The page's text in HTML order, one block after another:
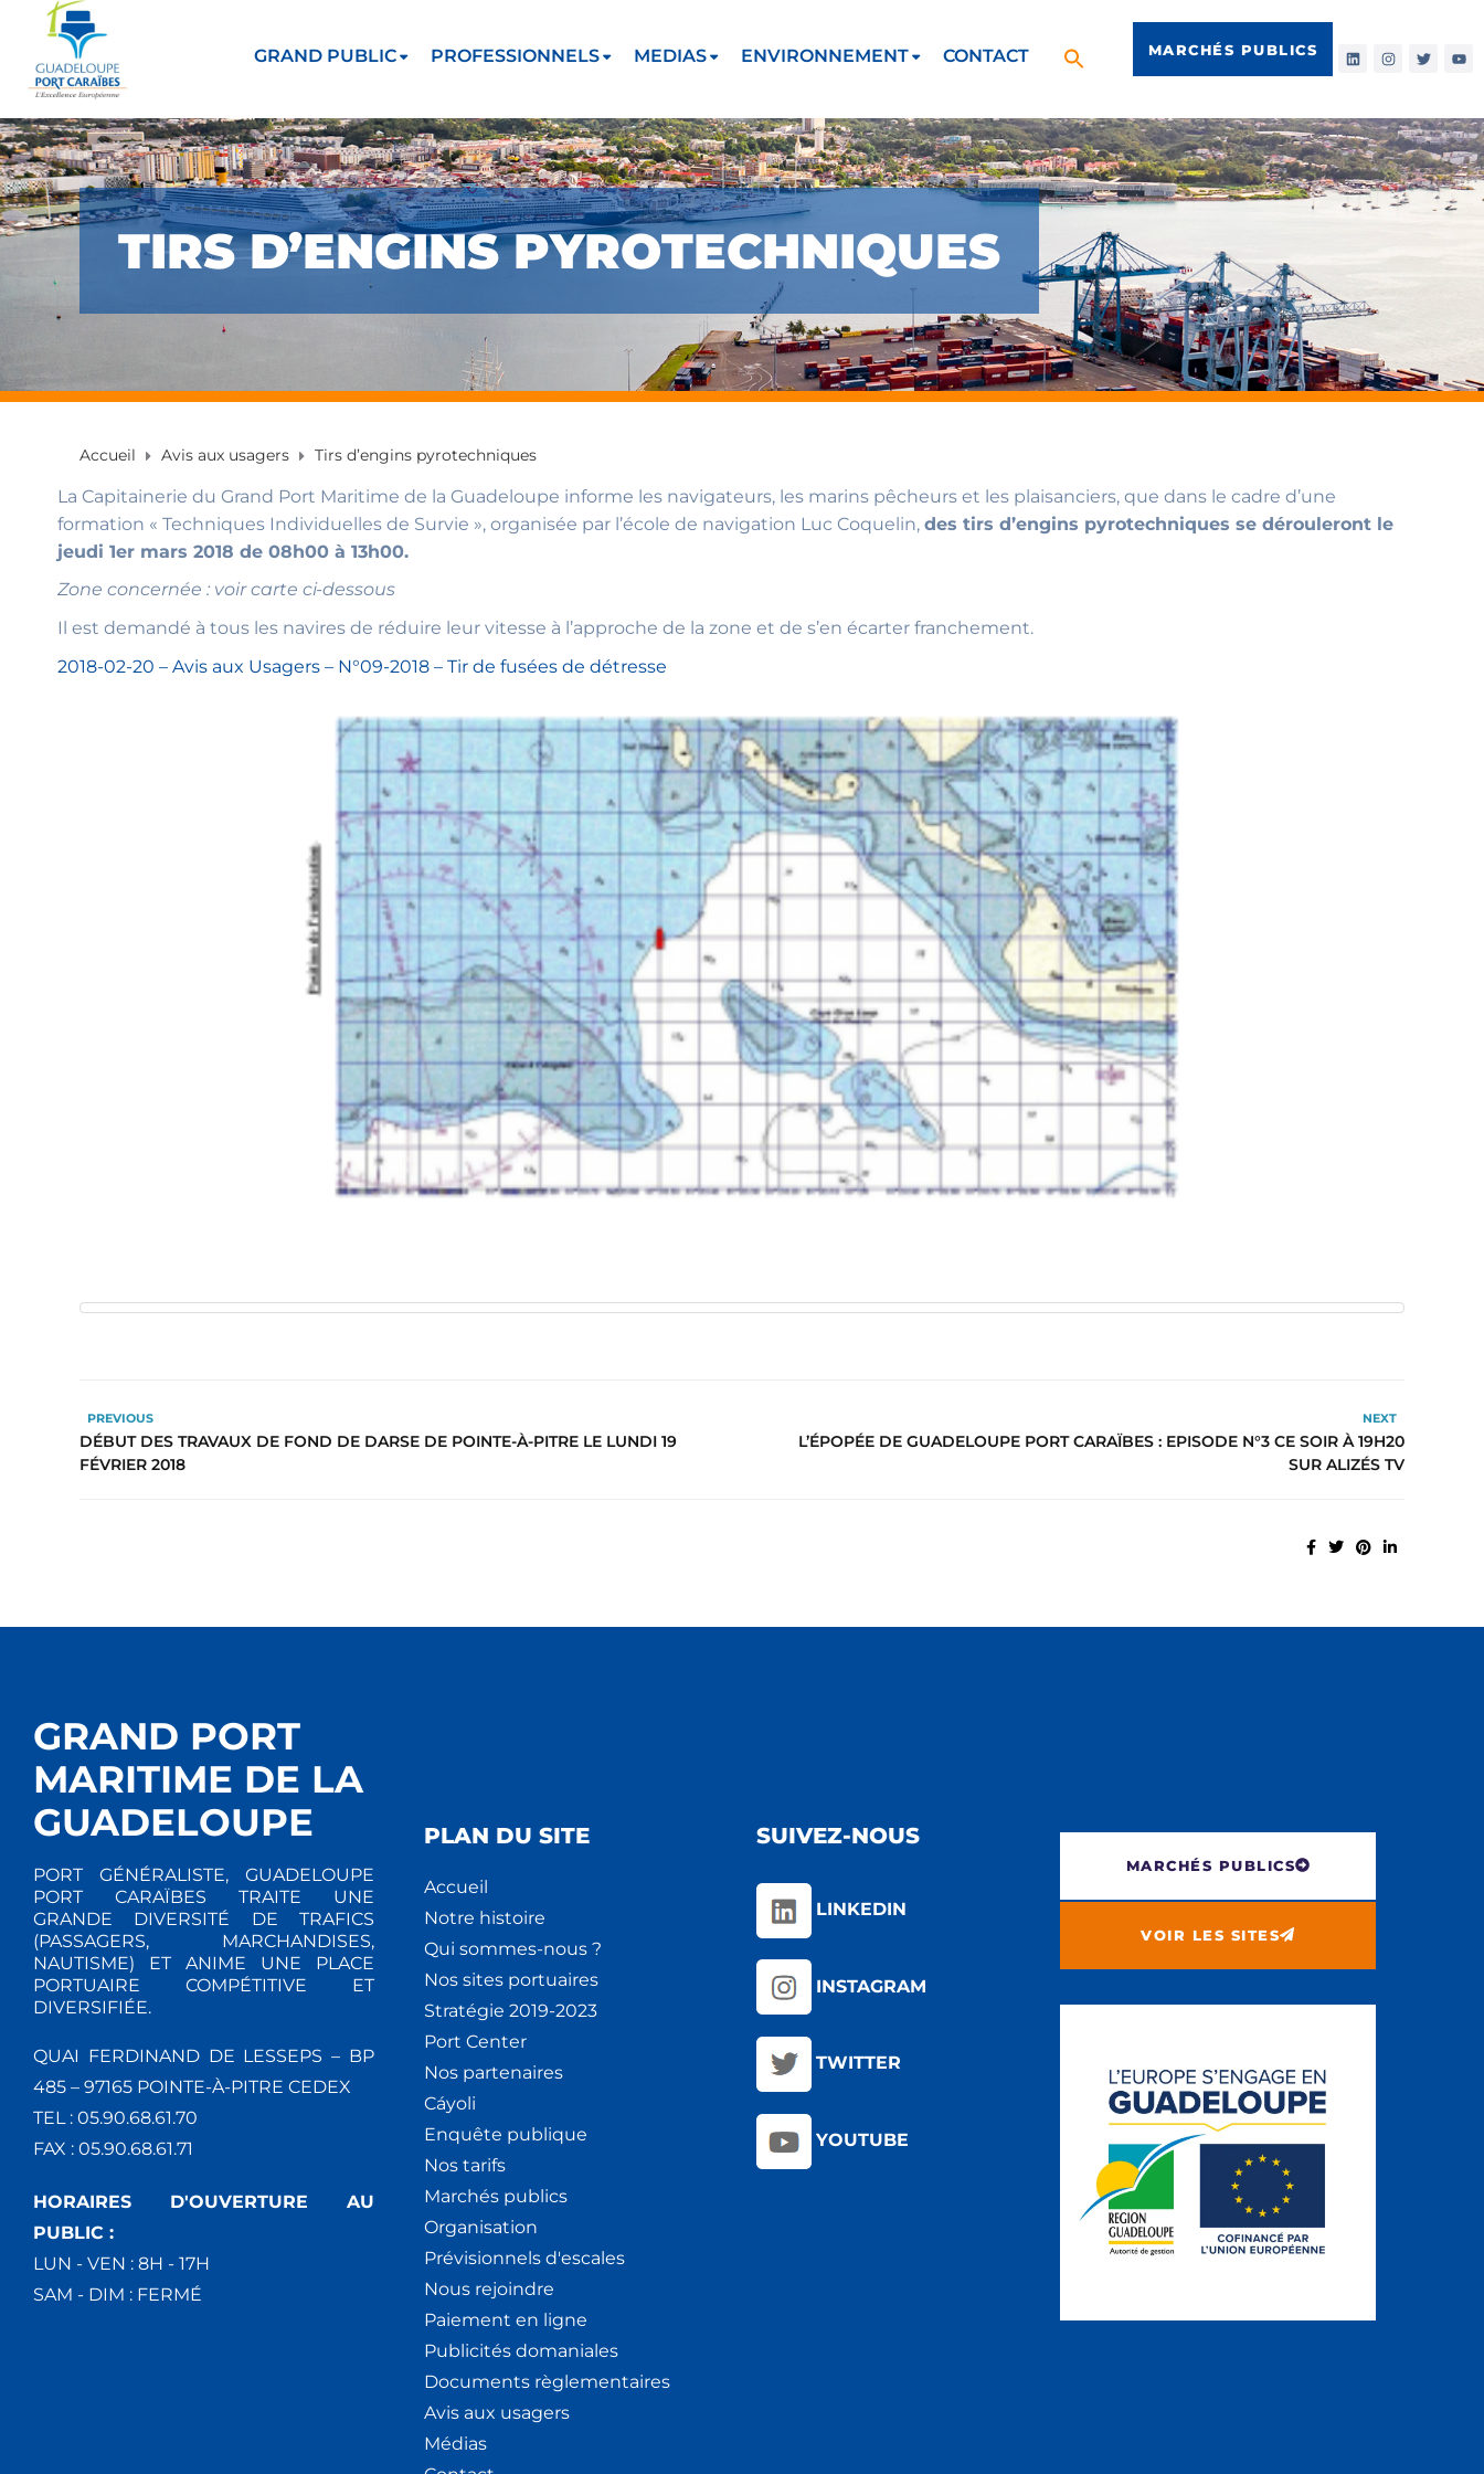
GRAND PUBLIC PROFESSIONNELS MEDIAS ENVIRONNEMENT CONTACT MARCHÉS PUBLICS
TIRS D’ENGINS PYROTECHNIQUES
Accueil Avis aux usagers Tirs d’engins pyrotechniques
La Capitainerie du Grand Port Maritime de la Guadeloupe informe les navigateurs, les marins pêcheurs et les plaisanciers, que dans le cadre d’une
formation « Techniques Individuelles de Survie », organisée par l’école de navigation Luc Coquelin, des tirs d’engins pyrotechniques se dérouleront le
jeudi 1er mars 2018 de 08h00 à 13h00.
Zone concernée : voir carte ci-dessous
Il est demandé à tous les navires de réduire leur vitesse à l’approche de la zone et de s’en écarter franchement.
2018-02-20 – Avis aux Usagers – N°09-2018 – Tir de fusées de détresse
PREVIOUS
DÉBUT DES TRAVAUX DE FOND DE DARSE DE POINTE-À-PITRE LE LUNDI 19
FÉVRIER 2018
NEXT
L’ÉPOPÉE DE GUADELOUPE PORT CARAÏBES : EPISODE N°3 CE SOIR À 19H20
SUR ALIZÉS TV
GRAND PORT
MARITIME DE LA
GUADELOUPE
PORT GÉNÉRALISTE, GUADELOUPE
PORT CARAÏBES TRAITE UNE
GRANDE DIVERSITÉ DE TRAFICS
(PASSAGERS, MARCHANDISES,
NAUTISME) ET ANIME UNE PLACE
PORTUAIRE COMPÉTITIVE ET
DIVERSIFIÉE.
QUAI FERDINAND DE LESSEPS – BP
485 – 97165 POINTE-À-PITRE CEDEX
TEL : 05.90.68.61.70
FAX : 05.90.68.61.71
HORAIRES D'OUVERTURE AU
PUBLIC :
LUN - VEN : 8H - 17H
SAM - DIM : FERMÉ
PLAN DU SITE
Accueil
Notre histoire
Qui sommes-nous ?
Nos sites portuaires
Stratégie 2019-2023
Port Center
Nos partenaires
Cáyoli
Enquête publique
Nos tarifs
Marchés publics
Organisation
Prévisionnels d'escales
Nous rejoindre
Paiement en ligne
Publicités domaniales
Documents règlementaires
Avis aux usagers
Médias
SUIVEZ-NOUS
LINKEDIN
INSTAGRAM
TWITTER
YOUTUBE
MARCHÉS PUBLICS
VOIR LES SITES